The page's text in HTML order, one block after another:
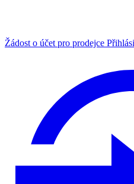
Žádost o účet pro prodejce